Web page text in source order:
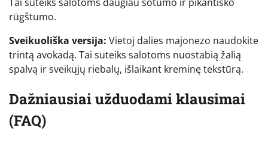
rūgštumo.
Sveikuoliška versija: Vietoj dalies majonezo naudokite
trintą avokadą. Tai suteiks salotoms nuostabią žalią
spalvą ir sveikųjų riebalų, išlaikant kreminę tekstūrą.
Dažniausiai užduodami klausimai
(FAQ)